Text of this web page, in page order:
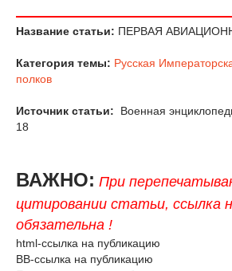
Название статьи: ПЕРВАЯ
Категория темы: Русская
полков
Источник статьи:
Военная
18
ВАЖНО: При
цитировании статьи, ссылка
обязательна !
html-ссылка на публикацию
BB-ссылка на публикацию